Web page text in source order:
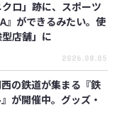
ロ」跡に、スポーツ
』ができるみたい。使
店舗」に
2026.08.05
の鉄道が集まる『鉄
が開催中。グッズ・